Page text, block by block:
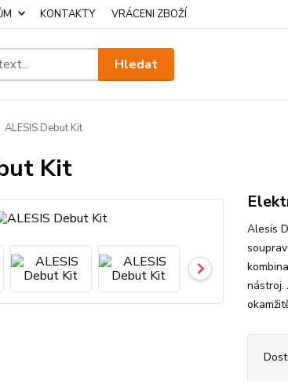
KONTAKTY VRÁCENI ZBOŽÍ
Hledat
ALESIS Debut Kit
Kit
Alesis
nástroj.